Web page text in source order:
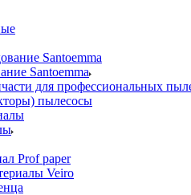
Santoemma
для профессиональных
пылесосы
Prof paper
Veiro